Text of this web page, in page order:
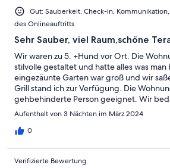
Gut: Sauberkeit, Check-in,
des Onlineauftritts
Sehr Sauber, viel Raum,schöne
Wir waren zu 5. +Hund vor Ort. Die
stilvolle gestaltet und hatte alles was
eingezäunte Garten war groß und wir
Grill stand ich zur Verfügung. Die
gehbehinderte Person geeignet. Wir
schönen Tage!
Aufenthalt von 3 Nächten im März 2024
0
Verifizierte Bewertung